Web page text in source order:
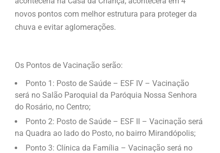
novos pontos com melhor estrutura para proteger da
chuva e evitar aglomerações.
Os Pontos de Vacinação serão:
Ponto 1: Posto de Saúde – ESF IV – Vacinação
será no Salão Paroquial da Paróquia Nossa Senhora
do Rosário, no Centro;
Ponto 2: Posto de Saúde – ESF II – Vacinação será
na Quadra ao lado do Posto, no bairro Mirandópolis;
Ponto 3: Clínica da Família – Vacinação será no